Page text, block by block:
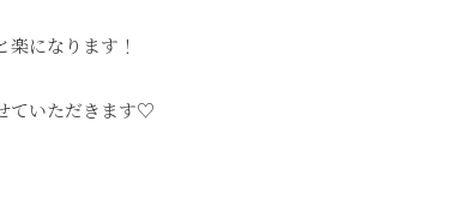
になります！
ていただきます♡